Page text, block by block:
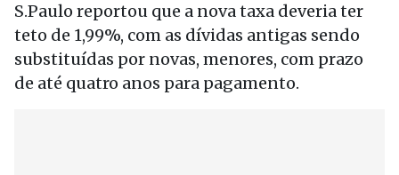
S.Paulo reportou que a nova taxa deveria ter
teto de 1,99%, com as dívidas antigas sendo
substituídas por novas, menores, com prazo
de até quatro anos para pagamento.